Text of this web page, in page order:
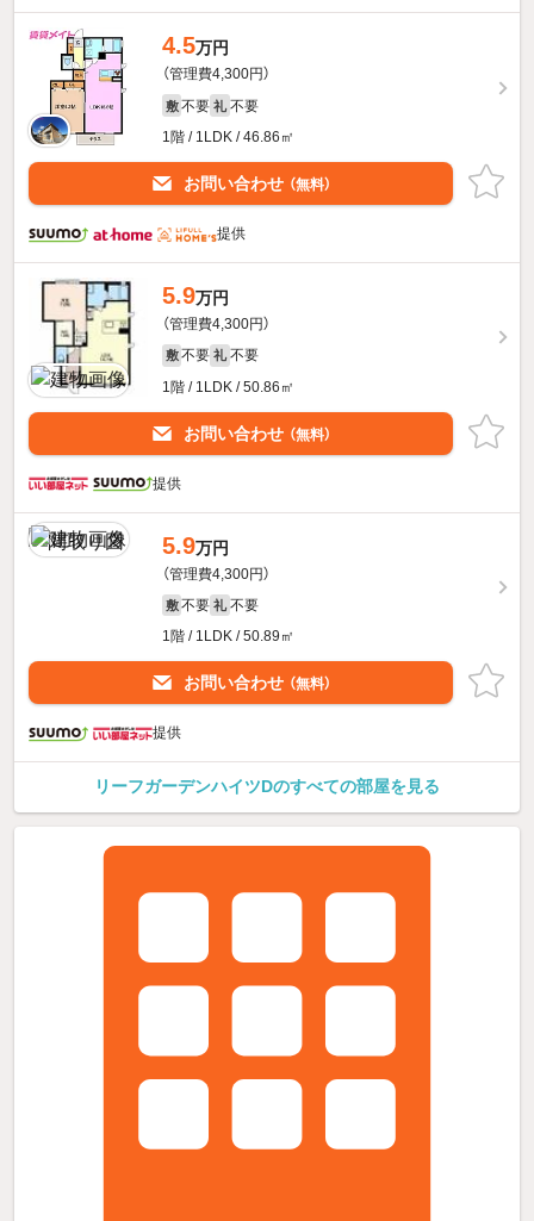
4.5万円
（管理費4,300円）
敷 不要 礼 不要
1階 / 1LDK / 46.86㎡
お問い合わせ （無料）
提供
5.9万円
（管理費4,300円）
敷 不要 礼 不要
1階 / 1LDK / 50.86㎡
お問い合わせ （無料）
提供
5.9万円
（管理費4,300円）
敷 不要 礼 不要
1階 / 1LDK / 50.89㎡
お問い合わせ （無料）
提供
リーフガーデンハイツDのすべての部屋を見る